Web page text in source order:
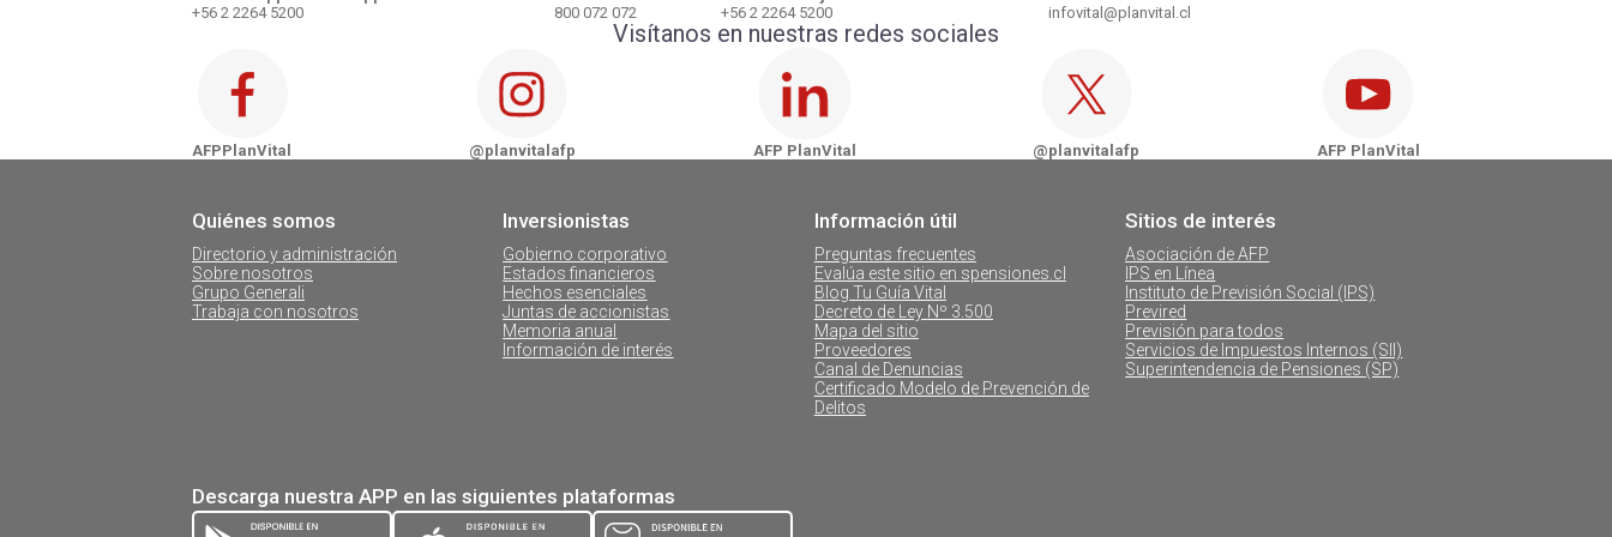
Cámbiate a AFP PlanVital
Contactar por WhatsApp
AFP PlanVital - Concepción
AFP PlanVital - Valdivia
AFP PlanVital - Puerto Montt
AFP PlanVital - Castro
AFP PlanVital - Puerto Natales
AFP PlanVital - Punta Arenas
+56 2 2264 5200
800 072 072
+56 2 2264 5200
infovital@planvital.cl
Visítanos en nuestras redes sociales
AFPPlanVital @planvitalafp AFP PlanVital @planvitalafp AFP PlanVital
Quiénes somos
Directorio y administración
Sobre nosotros
Grupo Generali
Trabaja con nosotros
Inversionistas
Gobierno corporativo
Estados financieros
Hechos esenciales
Juntas de accionistas
Memoria anual
Información de interés
Información útil
Preguntas frecuentes
Evalúa este sitio en spensiones.cl
Blog Tu Guía Vital
Decreto de Ley Nº 3.500
Mapa del sitio
Proveedores
Canal de Denuncias
Certificado Modelo de Prevención de
Delitos
Sitios de interés
Asociación de AFP
IPS en Línea
Instituto de Previsión Social (IPS)
Previred
Previsión para todos
Servicios de Impuestos Internos (SII)
Superintendencia de Pensiones (SP)
Descarga nuestra APP en las siguientes plataformas